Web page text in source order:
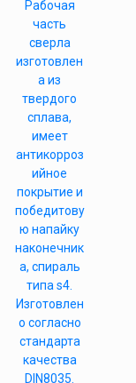
Рабочая
часть
сверла
изготовлен
а из
твердого
сплава,
имеет
антикорроз
ийное
покрытие и
победитову
ю напайку
наконечник
а, спираль
типа s4.
Изготовлен
о согласно
стандарта
качества
DIN8035.